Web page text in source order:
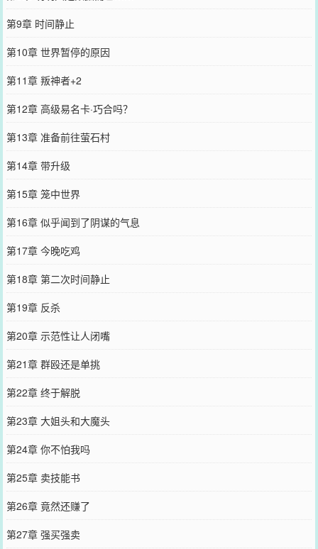
第9章 时间静止
第10章 世界暂停的原因
第11章 叛神者+2
第12章 高级易名卡·巧合吗？
第13章 准备前往萤石村
第14章 带升级
第15章 笼中世界
第16章 似乎闻到了阴谋的气息
第17章 今晚吃鸡
第18章 第二次时间静止
第19章 反杀
第20章 示范性让人闭嘴
第21章 群殴还是单挑
第22章 终于解脱
第23章 大姐头和大魔头
第24章 你不怕我吗
第25章 卖技能书
第26章 竟然还赚了
第27章 强买强卖